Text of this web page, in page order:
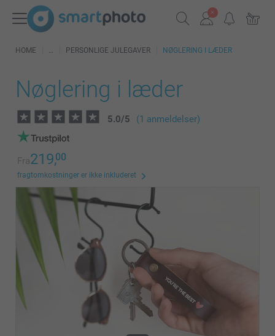
HOME PERSONLIGE JULEGAVER NØGLERING I LÆDER
Nøglering i læder
5.0/5 (1 anmeldelser)
Fra219,00
fragtomkostninger er ikke inkluderet